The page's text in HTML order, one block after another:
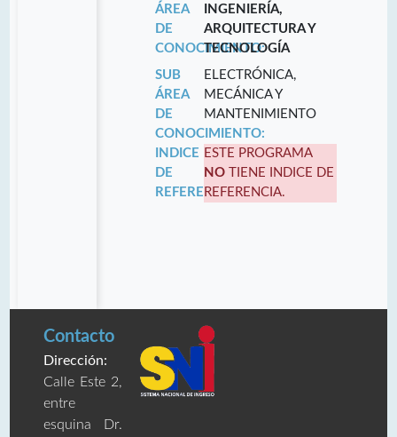
ÁREA
DE
CONOCIMIENTO:
INGENIERÍA,
ARQUITECTURA Y
TECNOLOGÍA
SUB
ÁREA
DE
CONOCIMIENTO:
ELECTRÓNICA,
MECÁNICA Y
MANTENIMIENTO
INDICE
DE
REFERENCIA:
ESTE PROGRAMA
NO TIENE INDICE DE
REFERENCIA.
Contacto
Dirección:
Calle Este 2,
entre
esquina Dr.